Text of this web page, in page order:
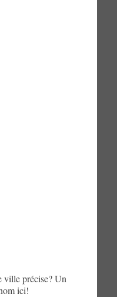
ville précise? Un
ici!